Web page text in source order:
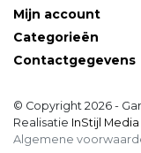
Mijn account
Categorieën
Contactgegevens
© Copyright 2026 -
Realisatie InStijl Media
Algemene